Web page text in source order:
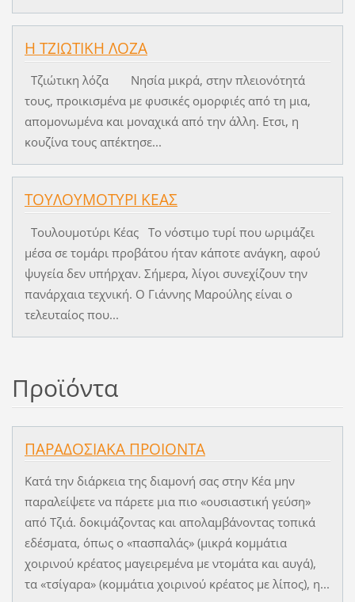
Η ΤΖΙΩΤΙΚΗ ΛΟΖΑ
Τζιώτικη λόζα Νησία μικρά, στην πλειονότητά
τους, προικισμένα με φυσικές ομορφιές από τη μια,
απομονωμένα και μοναχικά από την άλλη. Ετσι, η
κουζίνα τους απέκτησε...
ΤΟΥΛΟΥΜΟΤΥΡΙ ΚΕΑΣ
Τουλουμοτύρι Κέας Το νόστιμο τυρί που ωριμάζει
μέσα σε τομάρι προβάτου ήταν κάποτε ανάγκη, αφού
ψυγεία δεν υπήρχαν. Σήμερα, λίγοι συνεχίζουν την
πανάρχαια τεχνική. Ο Γιάννης Μαρούλης είναι ο
τελευταίος που...
Προϊόντα
ΠΑΡΑΔΟΣΙΑΚΑ ΠΡΟΙΟΝΤΑ
Κατά την διάρκεια της διαμονή σας στην Κέα μην
παραλείψετε να πάρετε μια πιο «ουσιαστική γεύση»
από Τζιά. δοκιμάζοντας και απολαμβάνοντας τοπικά
εδέσματα, όπως ο «πασπαλάς» (μικρά κομμάτια
χοιρινού κρέατος μαγειρεμένα με ντομάτα και αυγά),
τα «τσίγαρα» (κομμάτια χοιρινού κρέατος με λίπος), η...